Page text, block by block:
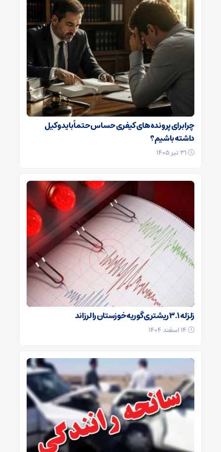
چرا برای پرونده‌های کیفری حساس حتماً باید وکیل
داشته باشیم؟
زلزله ۳.۱ ریشتری گوریه خوزستان را لرزاند